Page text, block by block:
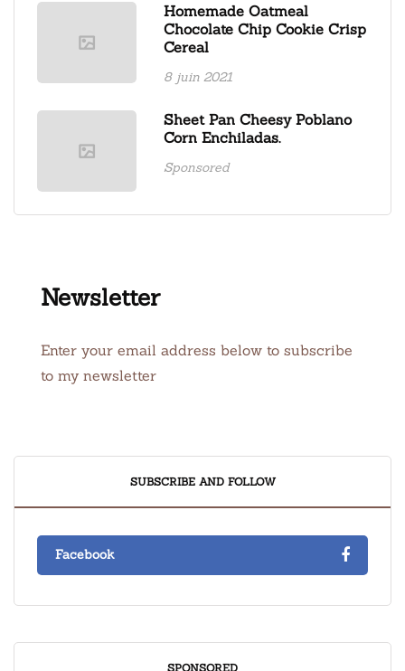
Homemade Oatmeal
Chocolate Chip Cookie Crisp
Cereal
8 juin 2021
Sheet Pan Cheesy Poblano
Corn Enchiladas.
Sponsored
Newsletter
Enter your email address below to subscribe
to my newsletter
SUBSCRIBE AND FOLLOW
Facebook
SPONSORED